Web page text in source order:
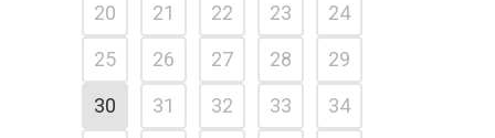
20
21 22 23
24
25
26 27 28
29
30
31 32 33
34